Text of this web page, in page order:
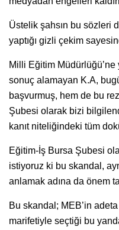
Üstelik şahsın bu sözleri
yaptığı gizli çekim
Milli Eğitim Müdürlüğü’ne
sonuç alamayan K.A,
başvurmuş, hem de bu
Şubesi olarak bizi
kanıt niteliğindeki tüm
Eğitim-İş Bursa Şubesi
istiyoruz ki bu skandal,
anlamak adına da önem
Bu skandal; MEB’in
marifetiyle seçtiği bu